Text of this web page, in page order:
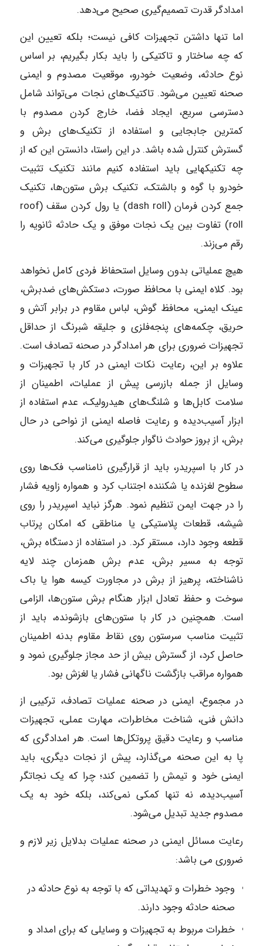
امدادگر قدرت تصمیم‌گیری صحیح می‌دهد.
اما تنها داشتن تجهیزات کافی نیست؛ بلکه تعیین این
که چه ساختار و تاکتیکی را باید بکار بگیریم، بر اساس
نوع حادثه، وضعیت خودرو، موقعیت مصدوم و ایمنی
صحنه تعیین می‌شود. تاکتیک‌های نجات می‌تواند شامل
دسترسی سریع، ایجاد فضا، خارج کردن مصدوم با
کمترین جابجایی و استفاده از تکنیک‌های برش و
گسترش کنترل شده باشد. در این راستا، دانستن این که از
چه تکنیکهایی باید استفاده کنیم مانند تکنیک تثبیت
خودرو با گوه و بالشتک، تکنیک برش ستون‌ها، تکنیک
جمع کردن فرمان (dash roll) یا رول کردن سقف (roof
roll) تفاوت بین یک نجات موفق و یک حادثه ثانویه را
رقم می‌زند.
هیچ عملیاتی بدون وسایل استحفاظ فردی کامل نخواهد
بود. کلاه ایمنی با محافظ صورت، دستکش‌های ضدبرش،
عینک ایمنی، محافظ گوش، لباس مقاوم در برابر آتش و
حریق، چکمه‌های پنجه‌فلزی و جلیقه شبرنگ از حداقل
تجهیزات ضروری برای هر امدادگر در صحنه تصادف است.
علاوه بر این، رعایت نکات ایمنی در کار با تجهیزات و
وسایل از جمله بازرسی پیش از عملیات، اطمینان از
سلامت کابل‌ها و شلنگ‌های هیدرولیک، عدم استفاده از
ابزار آسیب‌دیده و رعایت فاصله ایمنی از نواحی در حال
برش، از بروز حوادث ناگوار جلوگیری می‌کند.
در کار با اسپریدر، باید از قرارگیری نامناسب فک‌ها روی
سطوح لغزنده یا شکننده اجتناب کرد و همواره زاویه فشار
را در جهت ایمن تنظیم نمود. هرگز نباید اسپریدر را روی
شیشه، قطعات پلاستیکی یا مناطقی که امکان پرتاب
قطعه وجود دارد، مستقر کرد. در استفاده از دستگاه برش،
توجه به مسیر برش، عدم برش همزمان چند لایه
ناشناخته، پرهیز از برش در مجاورت کیسه هوا یا باک
سوخت و حفظ تعادل ابزار هنگام برش ستون‌ها، الزامی
است. همچنین در کار با ستون‌های بازشونده، باید از
تثبیت مناسب سرستون روی نقاط مقاوم بدنه اطمینان
حاصل کرد، از گسترش بیش از حد مجاز جلوگیری نمود و
همواره مراقب بازگشت ناگهانی فشار یا لغزش بود.
در مجموع، ایمنی در صحنه عملیات تصادف، ترکیبی از
دانش فنی، شناخت مخاطرات، مهارت عملی، تجهیزات
مناسب و رعایت دقیق پروتکل‌ها است. هر امدادگری که
پا به این صحنه می‌گذارد، پیش از نجات دیگری، باید
ایمنی خود و تیمش را تضمین کند؛ چرا که یک نجاتگر
آسیب‌دیده، نه تنها کمکی نمی‌کند، بلکه خود به یک
مصدوم جدید تبدیل می‌شود.
رعایت مسائل ایمنی در صحنه عملیات بدلایل زیر لازم و
ضروری می باشد:
وجود خطرات و تهدیداتی که با توجه به نوع حادثه در
صحنه حادثه وجود دارند.
خطرات مربوط به تجهیزات و وسایلی که برای امداد و